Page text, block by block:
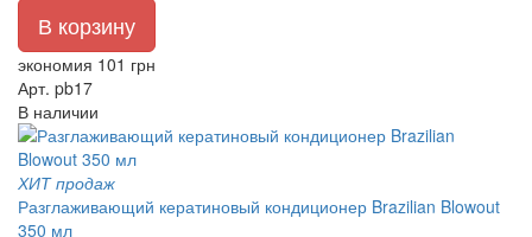
В корзину
экономия 101 грн
Арт. pb17
В наличии
ХИТ продаж
Разглаживающий кератиновый кондиционер Brazilian Blowout
350 мл